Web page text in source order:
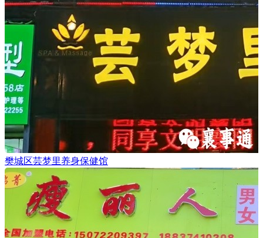
樊城区芸梦里养身保健馆